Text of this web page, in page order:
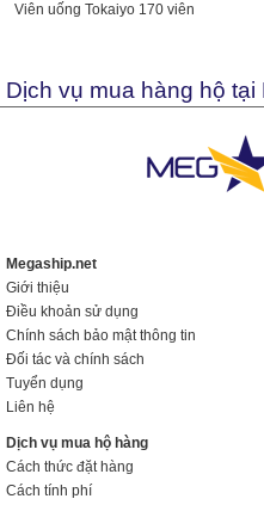
Viên uống Tokaiyo 170 viên
Dịch vụ mua hàng hộ tại
Megaship.net
Giới thiệu
Điều khoản sử dụng
Chính sách bảo mật thông tin
Đối tác và chính sách
Tuyển dụng
Liên hệ
Dịch vụ mua hộ hàng
Cách thức đặt hàng
Cách tính phí